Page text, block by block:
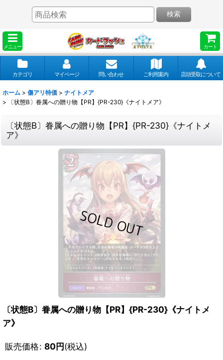
メニュー カート
検索
カテゴリ マイページ 問い合わせ ご利用案内 店頭受取について
ホーム > 傷アリ特価 > ナイトメア
>
〔状態B〕眷属への贈り物【PR】{PR-230}《ナイトメア》
〔状態B〕眷属への贈り物【PR】{PR-230}《ナイトメ
ア》
〔状態B〕眷属への贈り物【PR】{PR-230}《ナイトメ
ア》
販売価格: 80円(税込)